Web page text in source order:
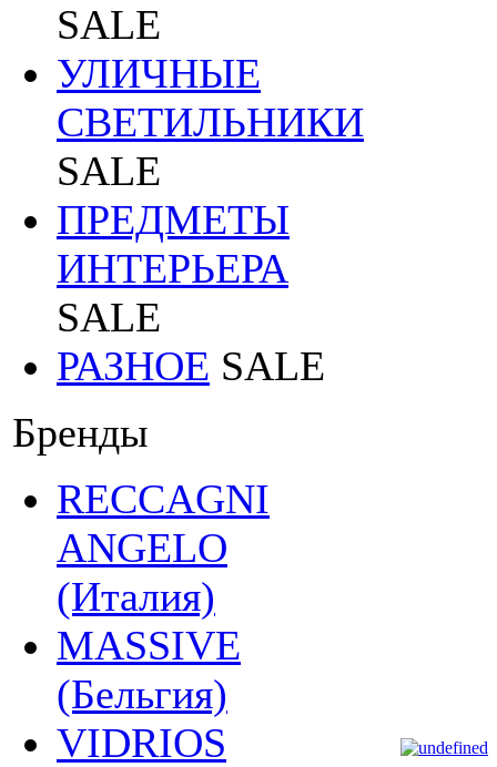
SALE
УЛИЧНЫЕ
СВЕТИЛЬНИКИ
SALE
ПРЕДМЕТЫ
ИНТЕРЬЕРА
SALE
РАЗНОЕ SALE
Бренды
RECCAGNI
ANGELO
(Италия)
MASSIVE
(Бельгия)
VIDRIOS